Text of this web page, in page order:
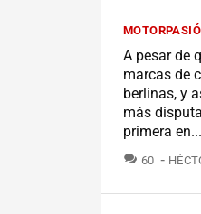
A pesar de
marcas de
berlinas, y
más
primera en...
60